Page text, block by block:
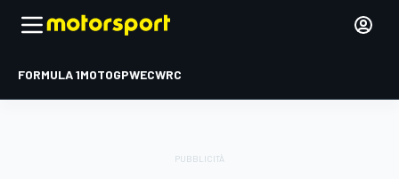
FORMULA 1MOTOGPWECWRC